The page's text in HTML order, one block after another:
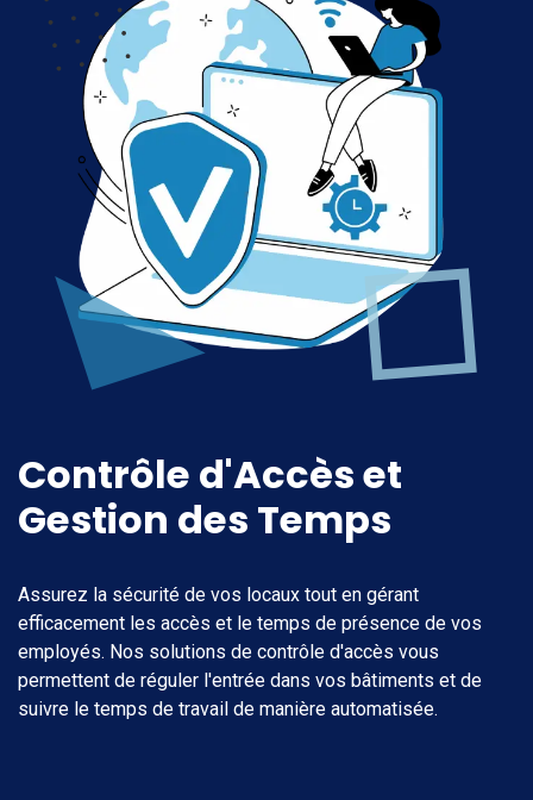
Contrôle d'Accès et
Gestion des Temps
Assurez la sécurité de vos locaux tout en gérant
efficacement les accès et le temps de présence de vos
employés. Nos solutions de contrôle d'accès vous
permettent de réguler l'entrée dans vos bâtiments et de
suivre le temps de travail de manière automatisée.